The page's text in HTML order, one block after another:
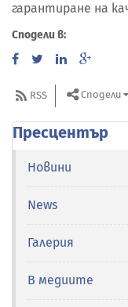
гарантиране на
Сподели в:
RSS Сподели
Пресцентър
Новини
News
Галерия
В медиите